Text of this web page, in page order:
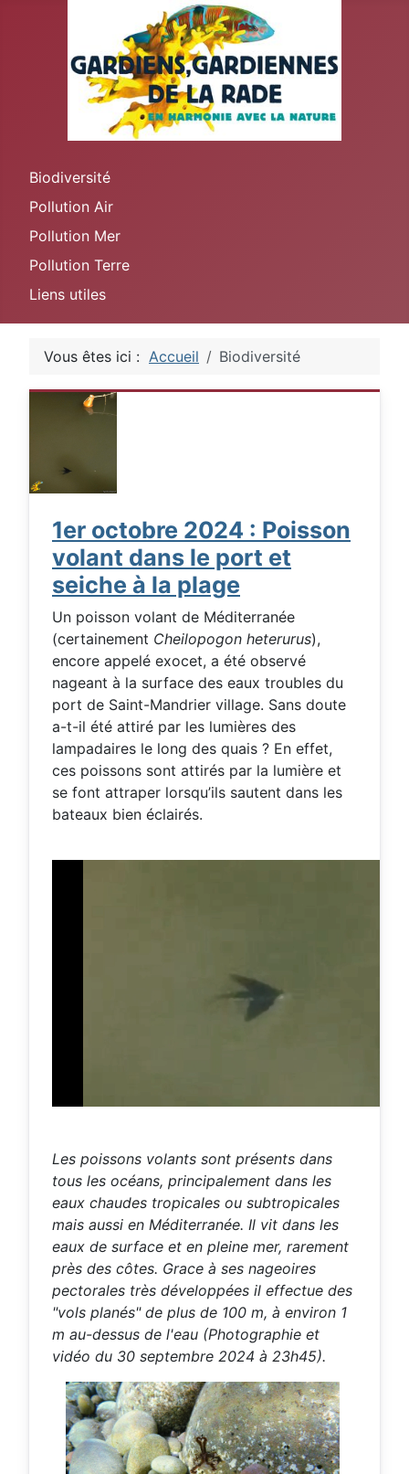
Biodiversité
Pollution Air
Pollution Mer
Pollution Terre
Liens utiles
Vous êtes ici : Accueil Biodiversité
1er octobre 2024 : Poisson
volant dans le port et
seiche à la plage
Un poisson volant de Méditerranée
(certainement Cheilopogon heterurus),
encore appelé exocet, a été observé
nageant à la surface des eaux troubles du
port de Saint-Mandrier village. Sans doute
a-t-il été attiré par les lumières des
lampadaires le long des quais ? En effet,
ces poissons sont attirés par la lumière et
se font attraper lorsqu’ils sautent dans les
bateaux bien éclairés.
Les poissons volants sont présents dans
tous les océans, principalement dans les
eaux chaudes tropicales ou subtropicales
mais aussi en Méditerranée. Il vit dans les
eaux de surface et en pleine mer, rarement
près des côtes. Grace à ses nageoires
pectorales très développées il effectue des
"vols planés" de plus de 100 m, à environ 1
m au-dessus de l'eau (Photographie et
vidéo du 30 septembre 2024 à 23h45).